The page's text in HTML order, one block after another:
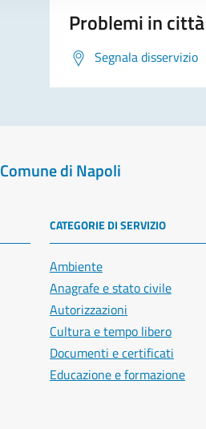
Problemi in città
Segnala disservizio
Comune di Napoli
CATEGORIE DI SERVIZIO
Ambiente
Anagrafe e stato civile
Autorizzazioni
Cultura e tempo libero
Documenti e certificati
Educazione e formazione